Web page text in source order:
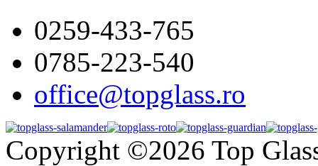
0259-433-765
0785-223-540
office@topglass.ro
Copyright ©2026 Top